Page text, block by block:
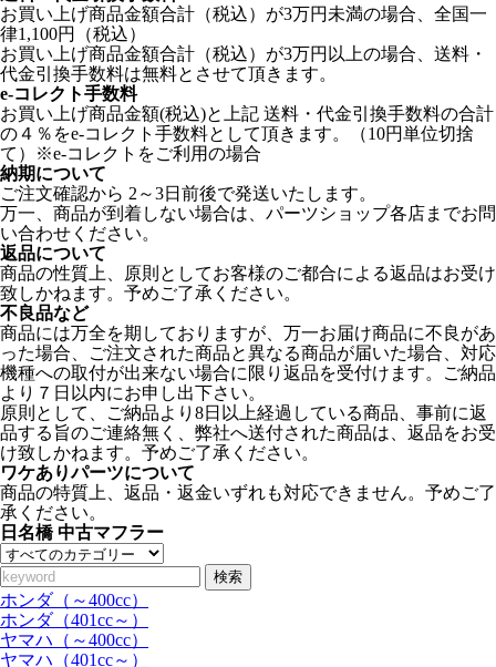
お買い上げ商品金額合計（税込）が3万円未満の場合、全国一
律1,100円（税込）
お買い上げ商品金額合計（税込）が3万円以上の場合、送料・
代金引換手数料は無料とさせて頂きます。
e-コレクト手数料
お買い上げ商品金額(税込)と上記 送料・代金引換手数料の合計
の４％をe-コレクト手数料として頂きます。（10円単位切捨
て）※e-コレクトをご利用の場合
納期について
ご注文確認から 2～3日前後で発送いたします。
万一、商品が到着しない場合は、パーツショップ各店までお問
い合わせください。
返品について
商品の性質上、原則としてお客様のご都合による返品はお受け
致しかねます。予めご了承ください。
不良品など
商品には万全を期しておりますが、万一お届け商品に不良があ
った場合、ご注文された商品と異なる商品が届いた場合、対応
機種への取付が出来ない場合に限り返品を受付けます。ご納品
より７日以内にお申し出下さい。
原則として、ご納品より8日以上経過している商品、事前に返
品する旨のご連絡無く、弊社へ送付された商品は、返品をお受
け致しかねます。予めご了承ください。
ワケありパーツについて
商品の特質上、返品・返金いずれも対応できません。予めご了
承ください。
日名橋 中古マフラー
検索
ホンダ（～400cc）
ホンダ（401cc～）
ヤマハ（～400cc）
ヤマハ（401cc～）